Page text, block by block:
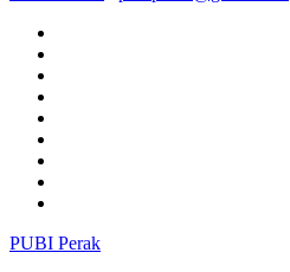
PUBI Perak